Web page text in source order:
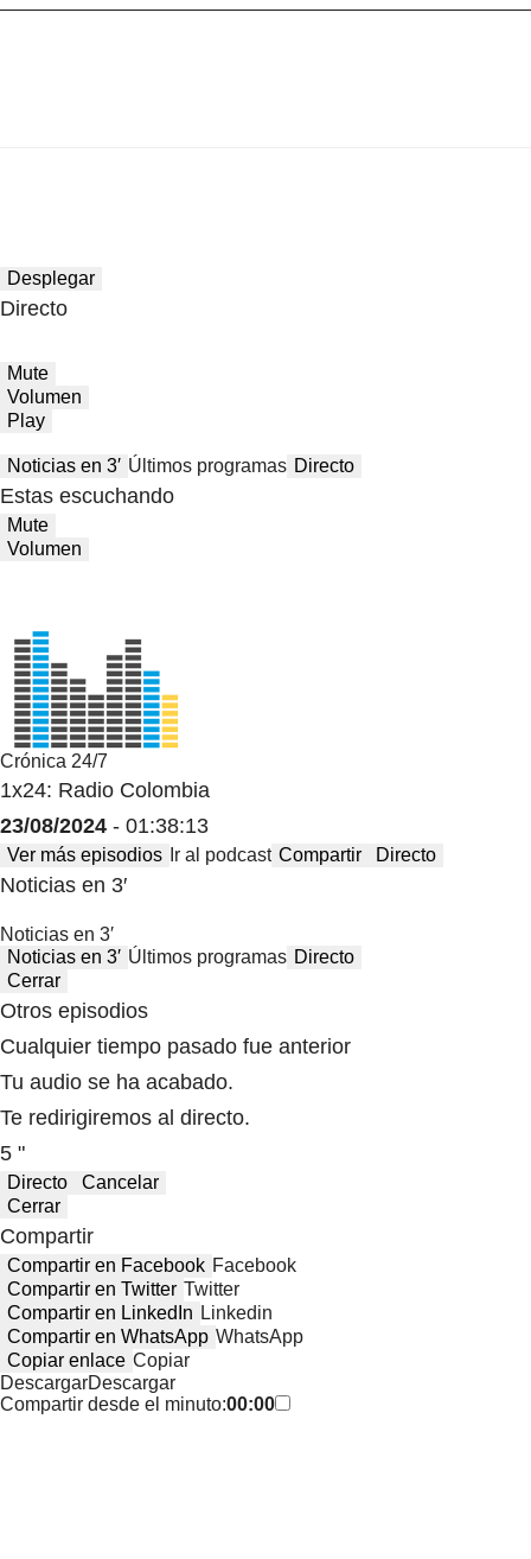
Desplegar
Directo
Mute
Volumen
Play
Noticias en 3′ Últimos programas Directo
Estas escuchando
Mute
Volumen
Crónica 24/7
1x24: Radio Colombia
23/08/2024 - 01:38:13
Ver más episodios Ir al podcast Compartir Directo
Noticias en 3′
Noticias en 3′
Noticias en 3′ Últimos programas Directo
Cerrar
Otros episodios
Cualquier tiempo pasado fue anterior
Tu audio se ha acabado.
Te redirigiremos al directo.
5 "
Directo
Cancelar
Cerrar
Compartir
Compartir en Facebook Facebook
Compartir en Twitter Twitter
Compartir en LinkedIn Linkedin
Compartir en WhatsApp WhatsApp
Copiar enlace Copiar
DescargarDescargar
Compartir desde el minuto:00:00